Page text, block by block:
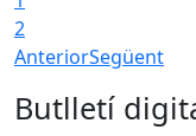
2
AnteriorSegüent
Butlletí